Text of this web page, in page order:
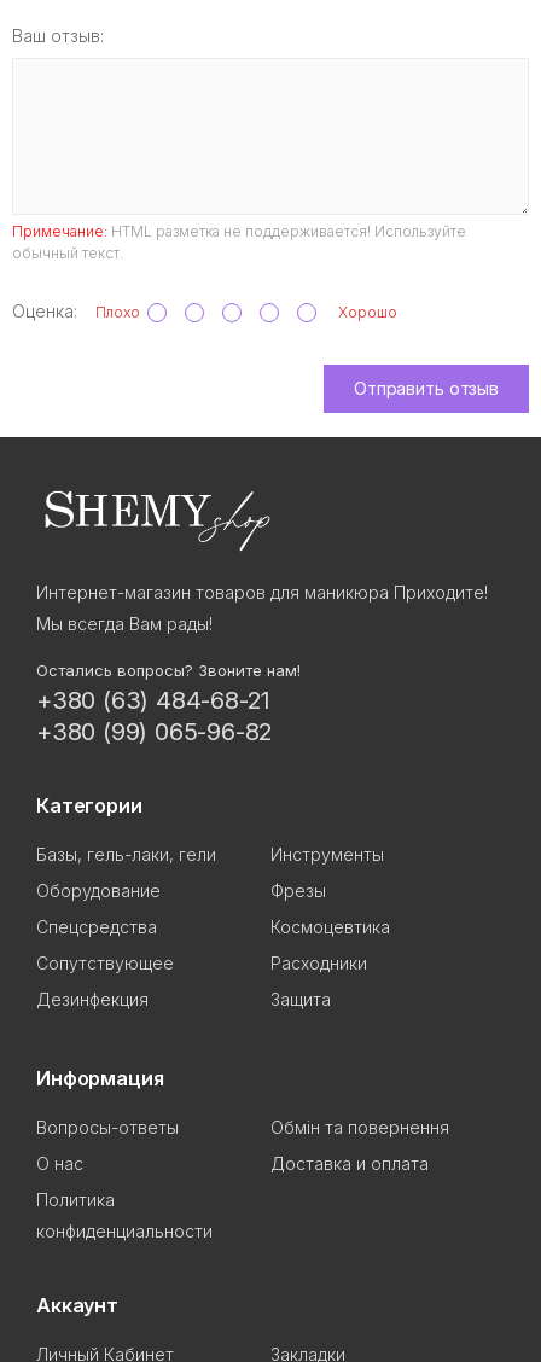
Ваш отзыв:
Примечание: HTML разметка не поддерживается! Используйте
обычный текст.
Оценка: Плохо Хорошо
Отправить отзыв
Интернет-магазин товаров для маникюра Приходите!
Мы всегда Вам рады!
Остались вопросы? Звоните нам!
+380 (63) 484-68-21
+380 (99) 065-96-82
Категории
Базы, гель-лаки, гели
Инструменты
Оборудование
Фрезы
Спецсредства
Космоцевтика
Сопутствующее
Расходники
Дезинфекция
Защита
Информация
Вопросы-ответы
Обмін та повернення
О нас
Доставка и оплата
Политика
конфиденциальности
Аккаунт
Личный Кабинет Закладки